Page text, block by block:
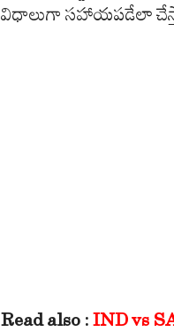
విధాలుగా సహాయపడేలా
Read also : IND vs